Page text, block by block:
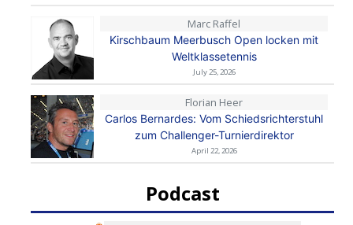
Marc Raffel
Kirschbaum Meerbusch Open locken mit
Weltklassetennis
July 25, 2026
Florian Heer
Carlos Bernardes: Vom Schiedsrichterstuhl
zum Challenger-Turnierdirektor
April 22, 2026
Podcast